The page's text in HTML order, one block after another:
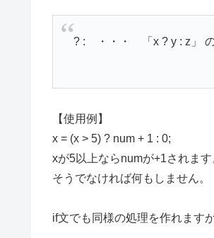
? : ・・・ 「x ? y : z」 の
【使用例】
x = (x > 5) ? num + 1 : 0;
xが5以上ならnumが+1されます
そうでなければ何もしません。
if文でも同様の処理を作れます